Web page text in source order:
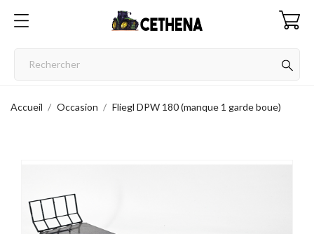
Accueil Occasion Fliegl DPW 180 (manque 1 garde boue)